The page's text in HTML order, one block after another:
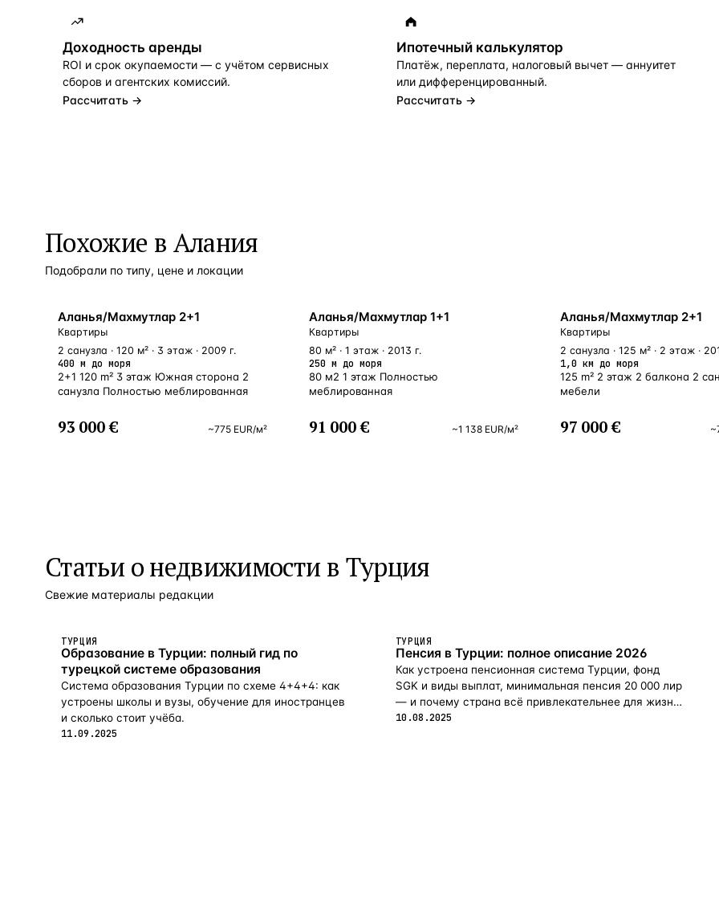
Доходность аренды
ROI и срок окупаемости — с учётом сервисных
сборов и агентских комиссий.
Рассчитать →
Ипотечный калькулятор
Платёж, переплата, налоговый вычет — аннуитет
или дифференцированный.
Рассчитать →
Похожие в Алания
Подобрали по типу, цене и локации
У МОРЯ
Аланья/Махмутлар 2+1
Квартиры
2 санузла · 120 м² · 3 этаж · 2009 г.
400 м до моря
2+1 120 m² 3 этаж Южная сторона 2
санузла Полностью меблированная
93 000 € ~775 EUR/м²
У МОРЯ
Аланья/Махмутлар 1+1
Квартиры
80 м² · 1 этаж · 2013 г.
250 м до моря
80 м2 1 этаж Полностью
меблированная
91 000 € ~1 138 EUR/м²
БЛИЗКО К МОРЮ
Аланья/Махмутлар 2+1
Квартиры
2 санузла · 125 м² · 2 этаж ·
1,0 км до моря
125 m² 2 этаж 2 балкона 2
мебели
97 000 € ~
Статьи онедвижимости в Турция
Свежие материалы редакции
ТУРЦИЯ
Образование в Турции: полный гид по
турецкой системе образования
Система образования Турции по схеме 4+4+4: как
устроены школы и вузы, обучение для иностранцев
и сколько стоит учёба.
11.09.2025
ТУРЦИЯ
Пенсия в Турции: полное описание 2026
Как устроена пенсионная система Турции, фонд
SGK и виды выплат, минимальная пенсия 20 000 лир
— и почему страна всё привлекательнее для жизни
на пенсии в 2026-м.
10.08.2025